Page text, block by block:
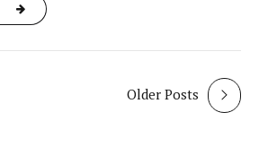
Older Posts